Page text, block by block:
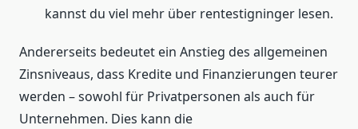
kannst du viel mehr über rentestigninger lesen.
Andererseits bedeutet ein Anstieg des allgemeinen
Zinsniveaus, dass Kredite und Finanzierungen teurer
werden – sowohl für Privatpersonen als auch für
Unternehmen. Dies kann die